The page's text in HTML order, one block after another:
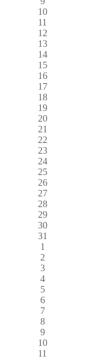
10
11
12
13
14
15
16
17
18
19
20
21
22
23
24
25
26
27
28
29
30
31
1
2
3
4
5
6
7
8
9
10
11